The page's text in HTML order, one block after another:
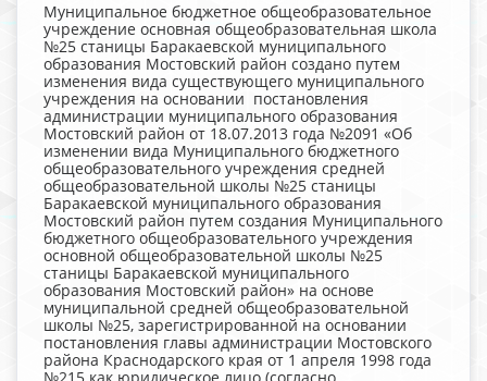
Муниципальное бюджетное общеобразовательное
учреждение основная общеобразовательная школа
№25 станицы Баракаевской муниципального
образования Мостовский район создано путем
изменения вида существующего муниципального
учреждения на основании постановления
администрации муниципального образования
Мостовский район от 18.07.2013 года №2091 «Об
изменении вида Муниципального бюджетного
общеобразовательного учреждения средней
общеобразовательной школы №25 станицы
Баракаевской муниципального образования
Мостовский район путем создания Муниципального
бюджетного общеобразовательного учреждения
основной общеобразовательной школы №25
станицы Баракаевской муниципального
образования Мостовский район» на основе
муниципальной средней общеобразовательной
школы №25, зарегистрированной на основании
постановления главы администрации Мостовского
района Краснодарского края от 1 апреля 1998 года